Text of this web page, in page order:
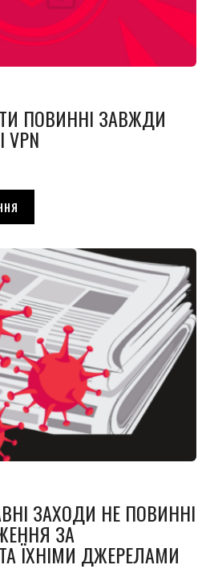
ПОВИННІ ЗАВЖДИ
ЗАХОДИ НЕ ПОВИННІ
ЗА
ЇХНІМИ ДЖЕРЕЛАМИ